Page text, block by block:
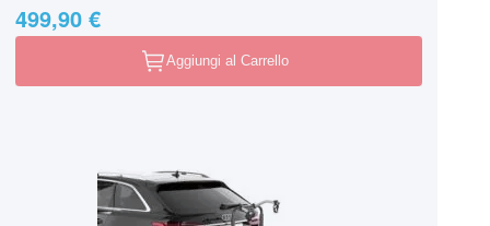
499,90 €
Aggiungi al Carrello